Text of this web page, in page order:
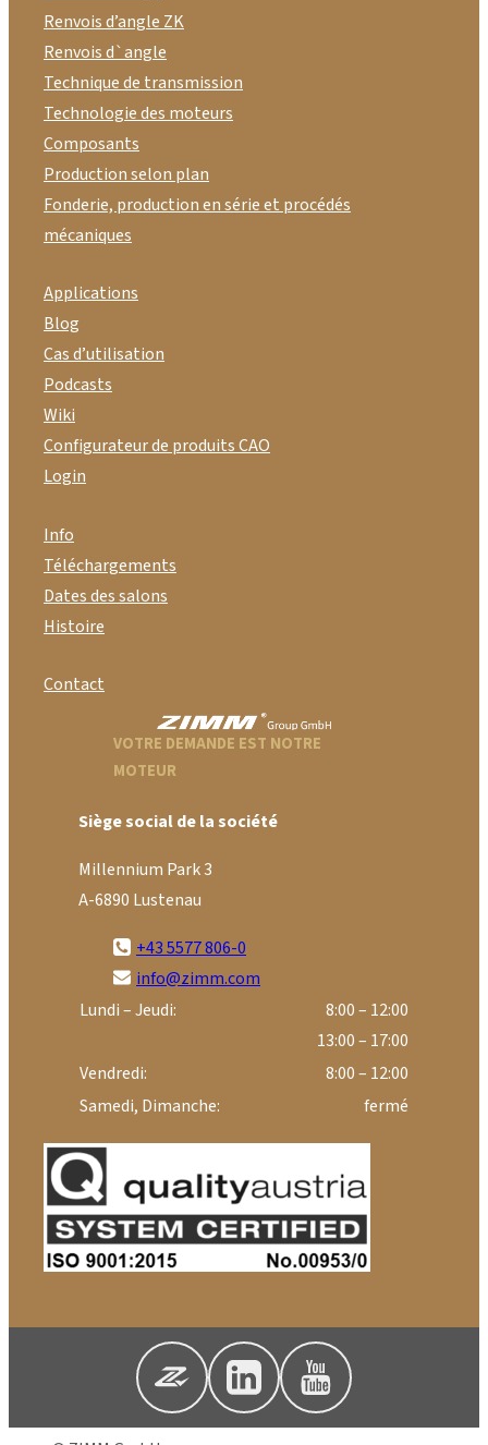
Renvois d’angle ZK
Renvois d`angle
Technique de transmission
Technologie des moteurs
Composants
Production selon plan
Fonderie, production en série et procédés
mécaniques
Applications
Blog
Cas d’utilisation
Podcasts
Wiki
Configurateur de produits CAO
Login
Info
Téléchargements
Dates des salons
Histoire
Contact
VOTRE DEMANDE EST NOTRE
MOTEUR
Siège social de la société
Millennium Park 3
A-6890 Lustenau
+43 5577 806-0
info@zimm.com
Lundi – Jeudi:
8:00 – 12:00
13:00 – 17:00
Vendredi:
8:00 – 12:00
Samedi, Dimanche:
fermé